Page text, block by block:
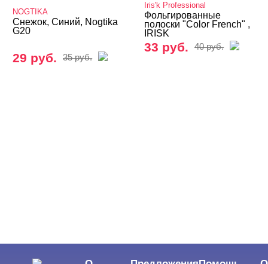
NOGTIKA
Снежок, Синий, Nogtika
G20
29 руб. 35 руб.
Iris'k Professional
Фольгированные
полоски "Color French" ,
IRISK
33 руб. 40 руб.